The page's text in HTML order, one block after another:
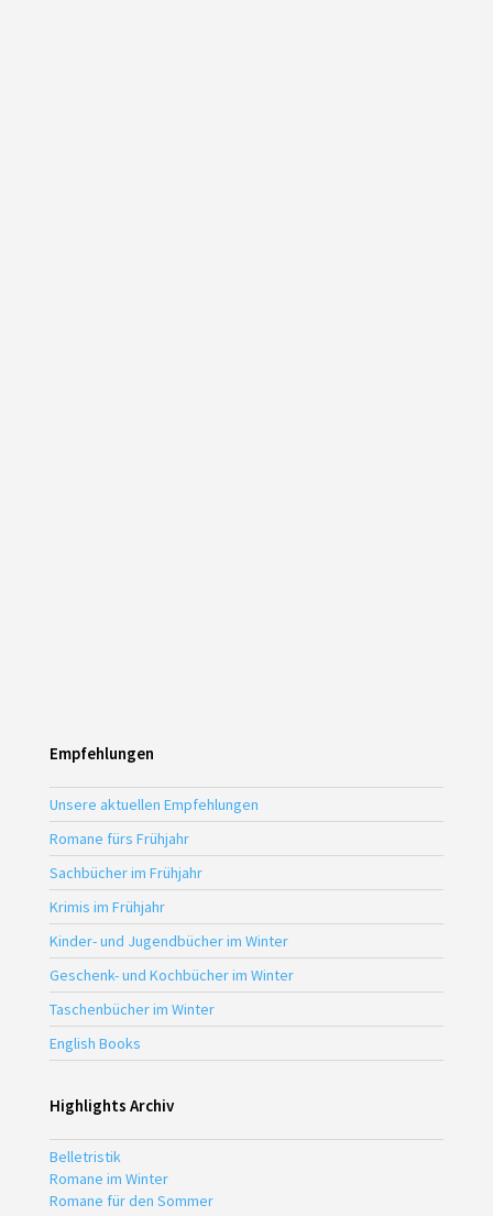
Empfehlungen
Unsere aktuellen Empfehlungen
Romane fürs Frühjahr
Sachbücher im Frühjahr
Krimis im Frühjahr
Kinder- und Jugendbücher im Winter
Geschenk- und Kochbücher im Winter
Taschenbücher im Winter
English Books
Highlights Archiv
Belletristik
Romane im Winter
Romane für den Sommer